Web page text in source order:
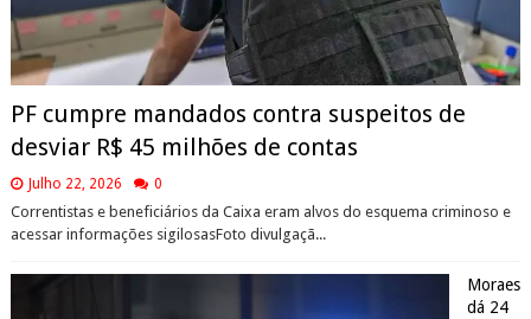
PF cumpre mandados contra suspeitos de
desviar R$ 45 milhões de contas
Julho 22, 2026 0
Correntistas e beneficiários da Caixa eram alvos do esquema criminoso e
acessar informações sigilosasFoto divulgaçã...
Moraes
dá 24